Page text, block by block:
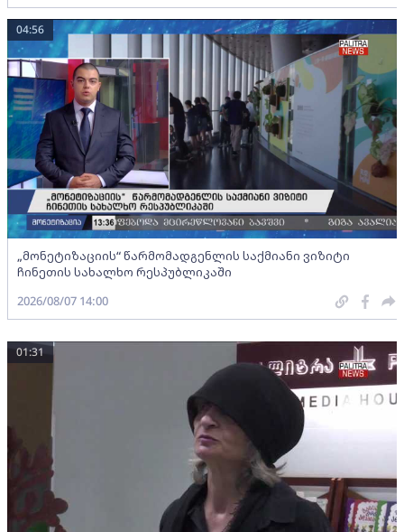
„მონეტიზაციის“ წარმომადგენლის საქმიანი ვიზიტი
ჩინეთის სახალხო რესპუბლიკაში
04:56
2026/08/07 14:00
01:31